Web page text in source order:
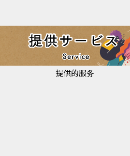
提供的服务